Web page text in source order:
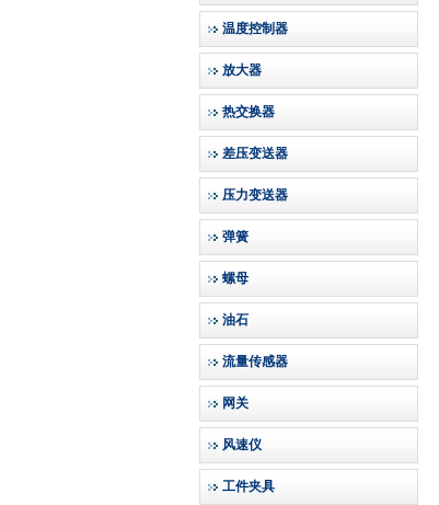
温度控制器
放大器
热交换器
差压变送器
压力变送器
弹簧
螺母
油石
流量传感器
网关
风速仪
工件夹具